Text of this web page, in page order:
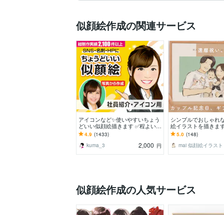
似顔絵作成の関連サービス
アイコンなど✨使いやすいちょう
どいい似顔絵描きます ✅程よいデ
フォルメ☆ビジネス用途やホーム
ページなどに最適です
4.9 (1433)
kuma_3
2,000 円
シンプルでおしゃれ
絵イラストを描きま
品/カップル、結婚記
ギフト♡大人数OK
5.0 (148)
mai 似顔絵イラスト
似顔絵作成の人気サービス